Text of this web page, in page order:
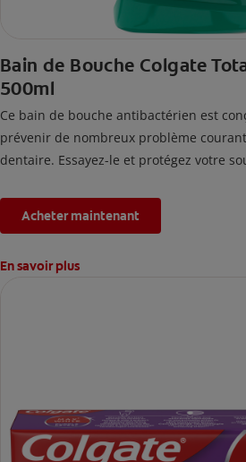
Bain de Bouche Colgate
500ml
Ce bain de bouche antibactérien est
prévenir de nombreux problème
dentaire. Essayez-le et protégez votre
Acheter maintenant
En savoir plus